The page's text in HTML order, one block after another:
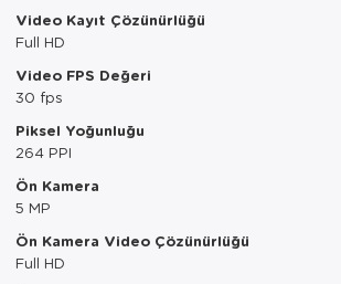
Video Kayıt Çözünürlüğü
Full HD
Video FPS Değeri
30 fps
Piksel Yoğunluğu
264 PPI
Ön Kamera
5 MP
Ön Kamera Video Çözünürlüğü
Full HD